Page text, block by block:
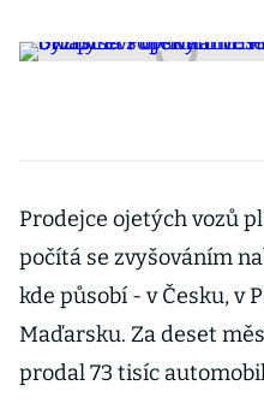
Prodejce ojetých vozů
počítá se zvyšováním
kde působí - v Česku, v
Maďarsku. Za deset
prodal 73 tisíc